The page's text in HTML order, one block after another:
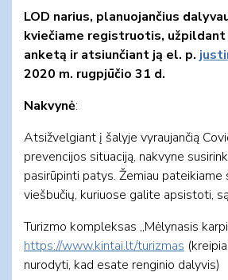
LOD narius, planuojančius
kviečiame registruotis,
anketą ir atsiunčiant ją el. p.
2020 m. rugpjūčio 31 d.
Nakvynė:
Atsižvelgiant į šalyje vyraujančią
prevencijos situaciją, nakvyne
pasirūpinti patys. Žemiau pateikiame
viešbučių, kuriuose galite apsistoti,
Turizmo kompleksas „Mėlynasis
https://www.kintai.lt/turizmas
nurodyti, kad esate renginio dalyvis)